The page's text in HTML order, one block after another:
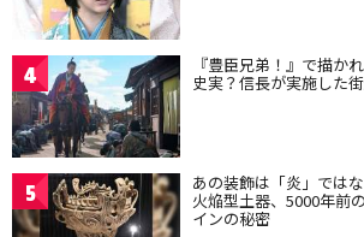
4 『豊臣兄弟！』で描か
史実？信長が実施した
5 あの装飾は「炎」では
火焔型土器、5000年前
インの秘密